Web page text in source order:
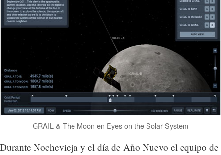
GRAIL & The Moon en Eyes on the Solar System
Durante Nochevieja y el día de Año Nuevo el equipo de